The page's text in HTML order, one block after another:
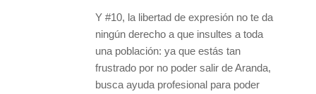
Y #10, la libertad de expresión no te da
ningún derecho a que insultes a toda
una población: ya que estás tan
frustrado por no poder salir de Aranda,
busca ayuda profesional para poder